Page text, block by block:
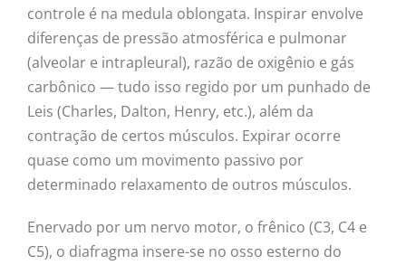
controle é na medula oblongata. Inspirar envolve
diferenças de pressão atmosférica e pulmonar
(alveolar e intrapleural), razão de oxigênio e gás
carbônico — tudo isso regido por um punhado de
Leis (Charles, Dalton, Henry, etc.), além da
contração de certos músculos. Expirar ocorre
quase como um movimento passivo por
determinado relaxamento de outros músculos.
Enervado por um nervo motor, o frênico (C3, C4 e
C5), o diafragma insere-se no osso esterno do